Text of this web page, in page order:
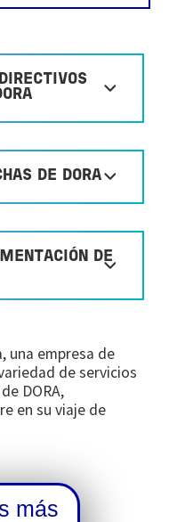
DE DORA
DE
una empresa de
de servicios
DORA,
en su viaje de
más